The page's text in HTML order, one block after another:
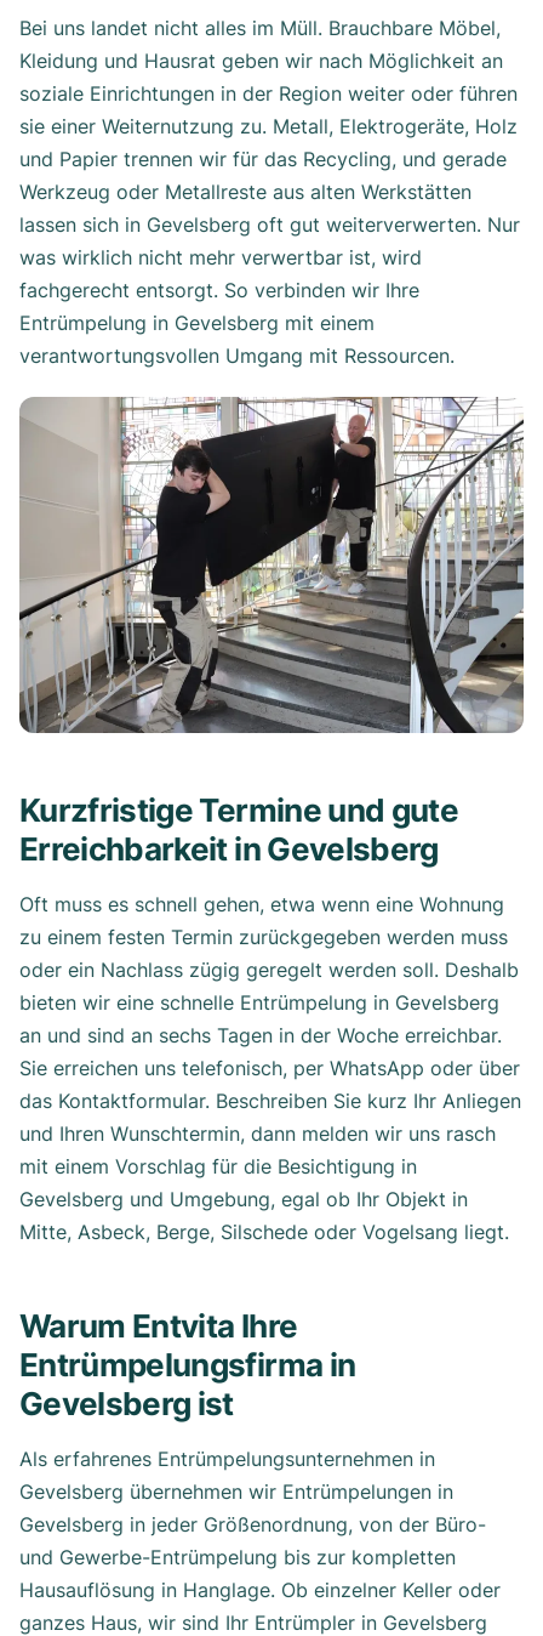
Bei uns landet nicht alles im Müll. Brauchbare Möbel,
Kleidung und Hausrat geben wir nach Möglichkeit an
soziale Einrichtungen in der Region weiter oder führen
sie einer Weiternutzung zu. Metall, Elektrogeräte, Holz
und Papier trennen wir für das Recycling, und gerade
Werkzeug oder Metallreste aus alten Werkstätten
lassen sich in Gevelsberg oft gut weiterverwerten. Nur
was wirklich nicht mehr verwertbar ist, wird
fachgerecht entsorgt. So verbinden wir Ihre
Entrümpelung in Gevelsberg mit einem
verantwortungsvollen Umgang mit Ressourcen.
Kurzfristige Termine und gute
Erreichbarkeit in Gevelsberg
Oft muss es schnell gehen, etwa wenn eine Wohnung
zu einem festen Termin zurückgegeben werden muss
oder ein Nachlass zügig geregelt werden soll. Deshalb
bieten wir eine schnelle Entrümpelung in Gevelsberg
an und sind an sechs Tagen in der Woche erreichbar.
Sie erreichen uns telefonisch, per WhatsApp oder über
das Kontaktformular. Beschreiben Sie kurz Ihr Anliegen
und Ihren Wunschtermin, dann melden wir uns rasch
mit einem Vorschlag für die Besichtigung in
Gevelsberg und Umgebung, egal ob Ihr Objekt in
Mitte, Asbeck, Berge, Silschede oder Vogelsang liegt.
Warum Entvita Ihre
Entrümpelungsfirma in
Gevelsberg ist
Als erfahrenes Entrümpelungsunternehmen in
Gevelsberg übernehmen wir Entrümpelungen in
Gevelsberg in jeder Größenordnung, von der Büro-
und Gewerbe-Entrümpelung bis zur kompletten
Hausauflösung in Hanglage. Ob einzelner Keller oder
ganzes Haus, wir sind Ihr Entrümpler in Gevelsberg